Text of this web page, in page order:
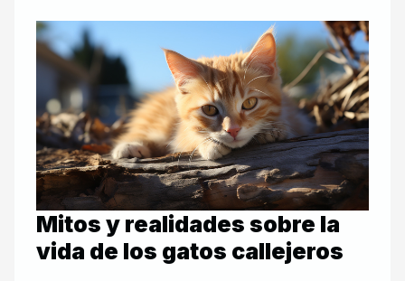
Mitos y realidades sobre la
vida de los gatos callejeros